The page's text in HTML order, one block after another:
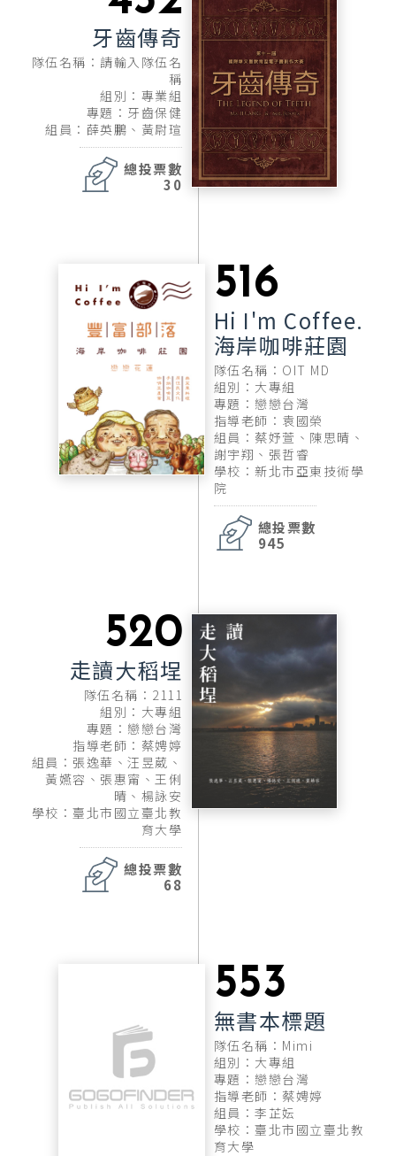
牙齒傳奇
隊伍名稱：請輸入隊伍名
稱
組別：專業組
專題：牙齒保健
組員：薛英鵬、黃尉瑄
總投票數
30
516
Hi I'm Coffee.
海岸咖啡莊園
隊伍名稱：OIT MD
組別：大專組
專題：戀戀台灣
指導老師：袁國榮
組員：蔡妤萱、陳思晴、
謝宇翔、張哲睿
學校：新北市亞東技術學
院
總投票數
945
520
走讀大稻埕
隊伍名稱：2111
組別：大專組
專題：戀戀台灣
指導老師：蔡娉婷
組員：張逸華、汪昱葳、
黃嬿容、張惠甯、王俐
晴、楊詠安
學校：臺北市國立臺北教
育大學
總投票數
68
553
無書本標題
隊伍名稱：Mimi
組別：大專組
專題：戀戀台灣
指導老師：蔡娉婷
組員：李芷妘
學校：臺北市國立臺北教
育大學